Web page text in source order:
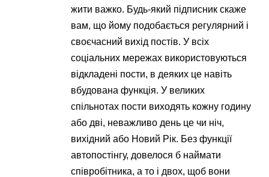
жити важко. Будь-який підписник скаже
вам, що йому подобається регулярний і
своєчасний вихід постів. У всіх
соціальних мережах використовуються
відкладені пости, в деяких це навіть
вбудована функція. У великих
спільнотах пости виходять кожну годину
або дві, неважливо день це чи ніч,
вихідний або Новий Рік. Без функції
автопостінгу, довелося б наймати
співробітника, а то і двох, щоб вони